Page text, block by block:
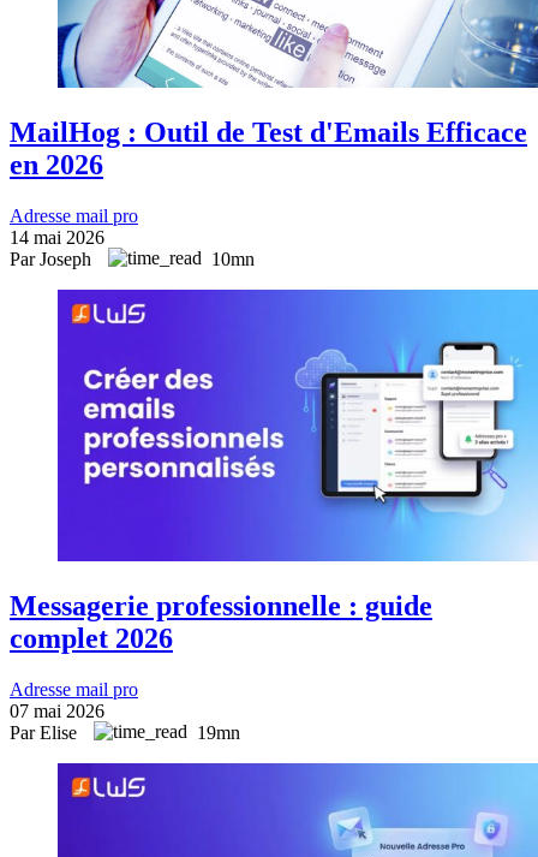
MailHog : Outil de Test d'Emails Efficace
en 2026
Adresse mail pro
14 mai 2026
Par Joseph
10mn
Messagerie professionnelle : guide
complet 2026
Adresse mail pro
07 mai 2026
Par Elise
19mn